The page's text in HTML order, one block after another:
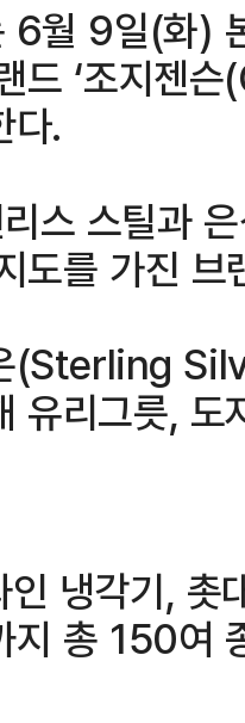
6월 9일(화)
드 ‘조지젠
다.
스 스틸과
도를 가진 브
(Sterling
유리그릇,
냉각기, 촛
지 총 150여